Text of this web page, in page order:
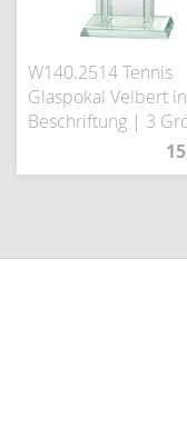
W140.2514 Tennis
Glaspokal Velbert
Beschriftung | 3